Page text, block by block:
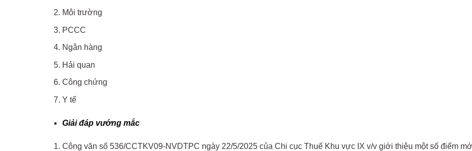
Môi trường
PCCC
Ngân hàng
Hải quan
Công chứng
Y tế
Giải đáp vướng mắc
Công văn số 536/CCTKV09-NVDTPC ngày 22/5/2025 của Chi cục Thuế Khu vực IX v/v giới thiệu một số điểm